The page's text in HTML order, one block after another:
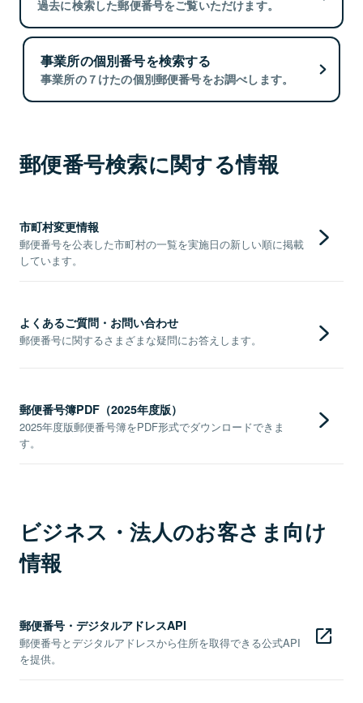
過去に検索した郵便番号をご覧いただけます。
事業所の個別番号を検索する
事業所の７けたの個別郵便番号をお調べします。
郵便番号検索に関する情報
市町村変更情報
郵便番号を公表した市町村の一覧を実施日の新しい順に掲載
しています。
よくあるご質問・お問い合わせ
郵便番号に関するさまざまな疑問にお答えします。
郵便番号簿PDF（2025年度版）
2025年度版郵便番号簿をPDF形式でダウンロードできま
す。
ビジネス・法人のお客さま向け
情報
郵便番号・デジタルアドレスAPI
郵便番号とデジタルアドレスから住所を取得できる公式API
を提供。